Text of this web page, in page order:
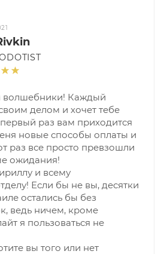
волшебники! Каждый
делом и хочет тебе
раз вам приходится
новые способы оплаты и
раз все просто превзошли
ожидания!
и всему
Если бы не вы, десятки
остались бы без
ведь ничем, кроме
я пользоваться не
вы того или нет